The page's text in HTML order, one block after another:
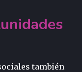
también